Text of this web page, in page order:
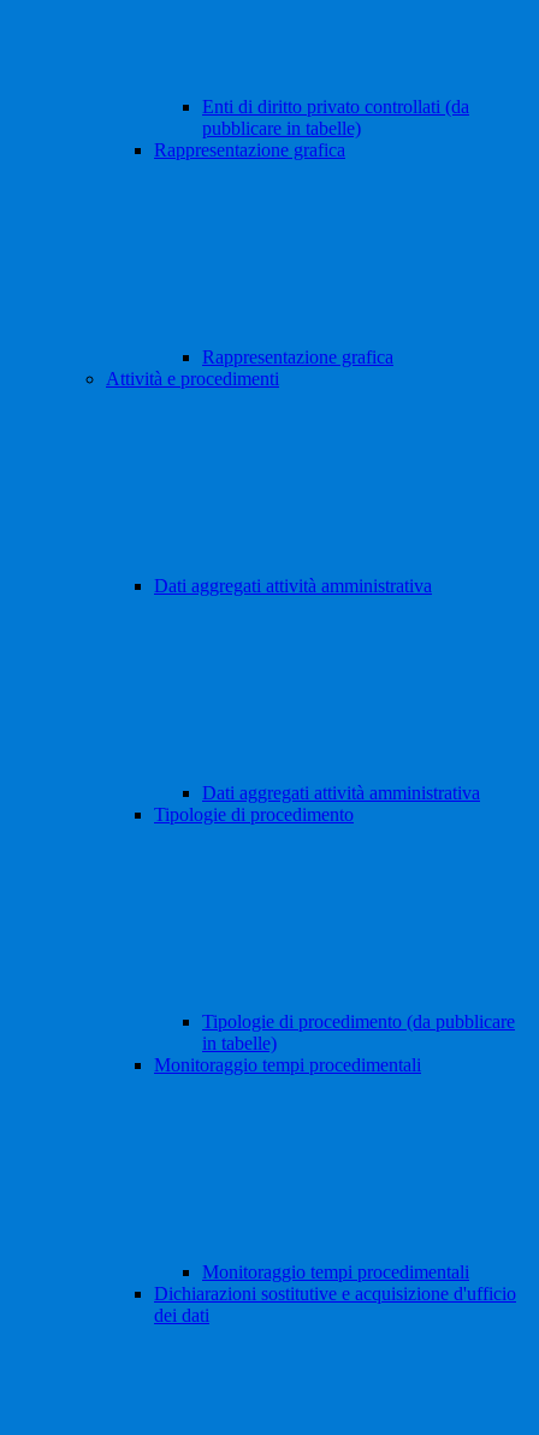
Enti di diritto privato controllati (da
pubblicare in tabelle)
Rappresentazione grafica
Rappresentazione grafica
Attività e procedimenti
Dati aggregati attività amministrativa
Dati aggregati attività amministrativa
Tipologie di procedimento
Tipologie di procedimento (da pubblicare
in tabelle)
Monitoraggio tempi procedimentali
Monitoraggio tempi procedimentali
Dichiarazioni sostitutive e acquisizione d'ufficio
dei dati